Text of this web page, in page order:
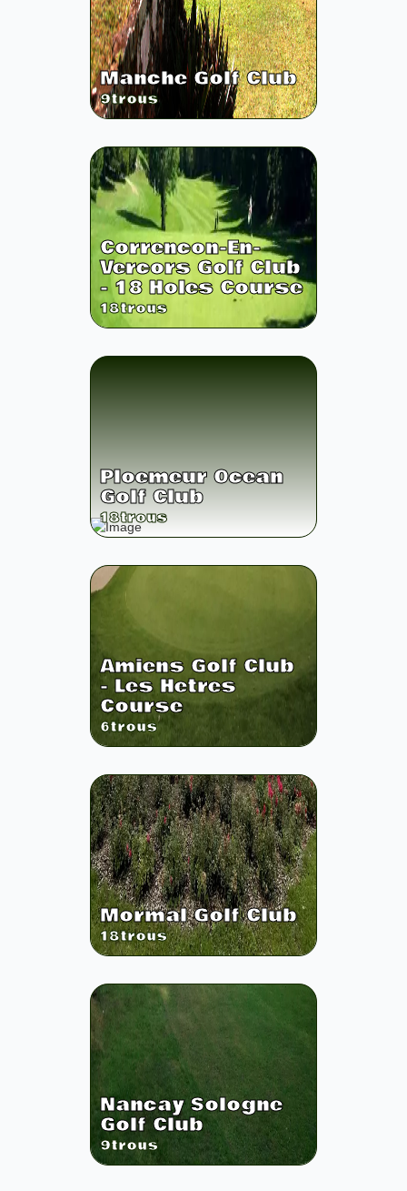
Manche Golf Club
9trous
Correncon-En-
Vercors Golf Club
- 18 Holes Course
18trous
Ploemeur Ocean
Golf Club
18trous
Amiens Golf Club
- Les Hetres
Course
6trous
Mormal Golf Club
18trous
Nancay Sologne
Golf Club
9trous